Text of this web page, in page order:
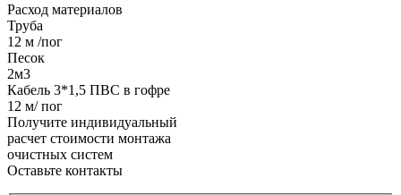
Расход материалов
Труба
12 м /пог
Песок
2м3
Кабель 3*1,5 ПВС в гофре
12 м/ пог
Получите индивидуальный
расчет стоимости монтажа
очистных систем
Оставьте контакты